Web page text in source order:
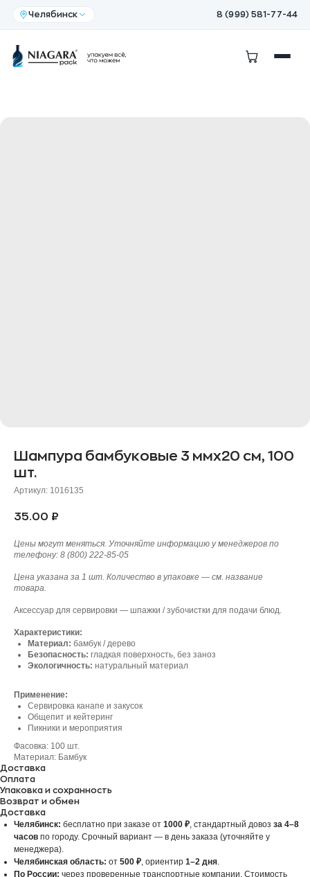
Челябинск 8 (999) 581-77-44
Шампура бамбуковые 3 ммх20 см, 100
шт.
Артикул: 1016135
35.00 ₽
Цены могут меняться. Уточняйте информацию у менеджеров по
телефону: 8 (800) 222-85-05
Цена указана за 1 шт. Количество в упаковке — см. название
товара.
Аксессуар для сервировки — шпажки / зубочистки для подачи блюд.
Характеристики:
Материал: бамбук / дерево
Безопасность: гладкая поверхность, без заноз
Экологичность: натуральный материал
Применение:
Сервировка канапе и закусок
Общепит и кейтеринг
Пикники и мероприятия
Фасовка: 100 шт.
Материал: Бамбук
Доставка
Оплата
Упаковка и сохранность
Возврат и обмен
Доставка
Челябинск: бесплатно при заказе от 1000 ₽, стандартный довоз за 4–8
часов по городу. Срочный вариант — в день заказа (уточняйте у
менеджера).
Челябинская область: от 500 ₽, ориентир 1–2 дня.
По России: через проверенные транспортные компании. Стоимость